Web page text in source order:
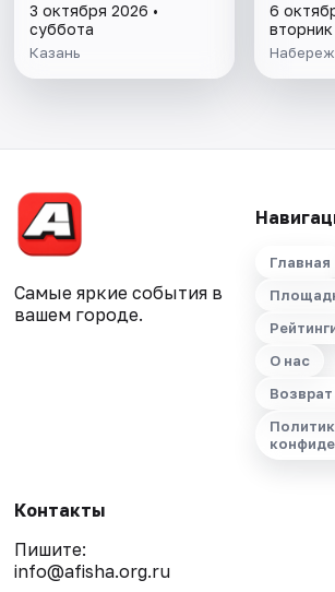
3 октября 2026 •
суббота
Казань
6
вторник
Самые яркие события в
вашем городе.
Главная
О нас
Контакты
Пишите:
info@afisha.org.ru